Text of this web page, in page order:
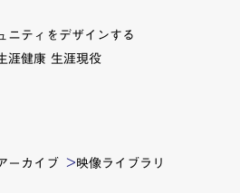
ニティをデザインする
涯健康 生涯現役
ーカイブ 映像ライブラリ